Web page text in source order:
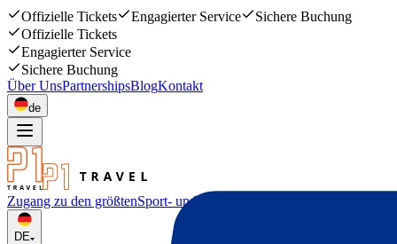
Offizielle Tickets Engagierter Service
Sichere Buchung
Offizielle Tickets
Engagierter Service
Sichere Buchung
Über UnsPartnershipsBlogKontakt
de
Zugang zu den größtenSport- und Musikevents
DE